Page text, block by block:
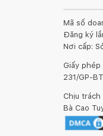
Mã số
Đăng ký
Nơi cấp:
Giấy phép
231/GP-
Chịu trách
Bà Cao